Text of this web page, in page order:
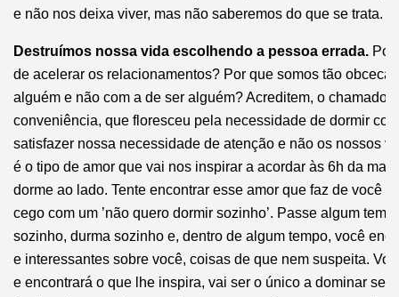
e não nos deixa viver, mas não saberemos do que se trata.
Destruímos nossa vida escolhendo a pessoa errada. Por
de acelerar os relacionamentos? Por que somos tão
alguém e não com a de ser alguém? Acreditem, o chamado
conveniência, que floresceu pela necessidade de dormir
satisfazer nossa necessidade de atenção e não os nossos
é o tipo de amor que vai nos inspirar a acordar às 6h da
dorme ao lado. Tente encontrar esse amor que faz de você
cego com um ’não quero dormir sozinho’. Passe algum
sozinho, durma sozinho e, dentro de algum tempo, você
e interessantes sobre você, coisas de que nem suspeita.
e encontrará o que lhe inspira, vai ser o único a dominar